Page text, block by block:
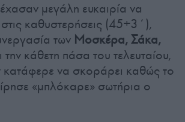
μεγάλη ευκαιρία να
καθυστερήσεις (45+3΄),
των Μοσκέρα, Σάκα,
την κάθετη πάσα του τελευταίου,
να σκοράρει καθώς το
«μπλόκαρε» σωτήρια ο